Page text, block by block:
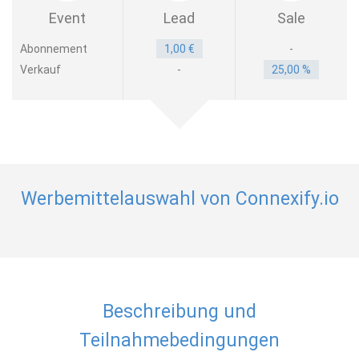
Event Lead Sale
Abonnement 1,00 €
-
Verkauf
- 25,00 %
Werbemittelauswahl von Connexify.io
Beschreibung und
Teilnahmebedingungen